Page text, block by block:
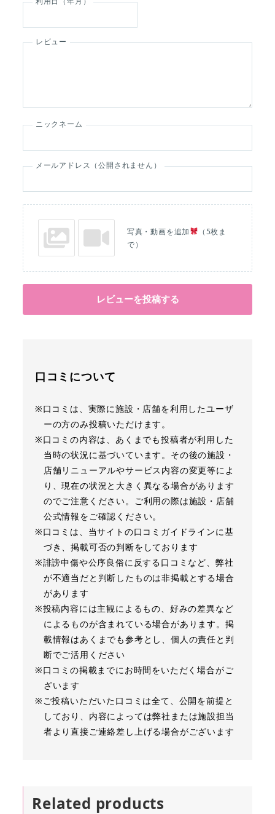
レビュー
ニックネーム
メールアドレス（公開されません）
写真・動画を追加
（5枚ま
で）
レビューを投稿する
口コミについて
※口コミは、実際に施設・店舗を利用したユーザ
ーの方のみ投稿いただけます。
※口コミの内容は、あくまでも投稿者が利用した
当時の状況に基づいています。その後の施設・
店舗リニューアルやサービス内容の変更等によ
り、現在の状況と大きく異なる場合があります
のでご注意ください。ご利用の際は施設・店舗
公式情報をご確認ください。
※口コミは、当サイトの口コミガイドラインに基
づき、掲載可否の判断をしております
※誹謗中傷や公序良俗に反する口コミなど、弊社
が不適当だと判断したものは非掲載とする場合
があります
※投稿内容には主観によるもの、好みの差異など
によるものが含まれている場合があります。掲
載情報はあくまでも参考とし、個人の責任と判
断でご活用ください
※口コミの掲載までにお時間をいただく場合がご
ざいます
※ご投稿いただいた口コミは全て、公開を前提と
しており、内容によっては弊社または施設担当
者より直接ご連絡差し上げる場合がございます
Related products